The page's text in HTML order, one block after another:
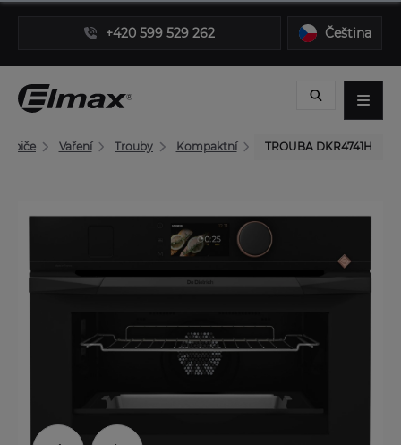
+420 599 529 262 Čeština
Vaření Trouby Kompaktní TROUBA DKR4741H